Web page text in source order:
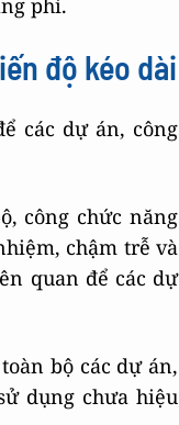
phí.
độ kéo dài
các dự án, công
công chức năng
chậm trễ và
quan để các dự
bộ các dự án,
dụng chưa hiệu